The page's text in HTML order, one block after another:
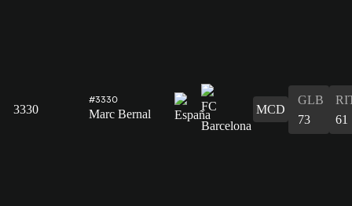
3330
#3330
Marc Bernal MCD
GLB
73
61